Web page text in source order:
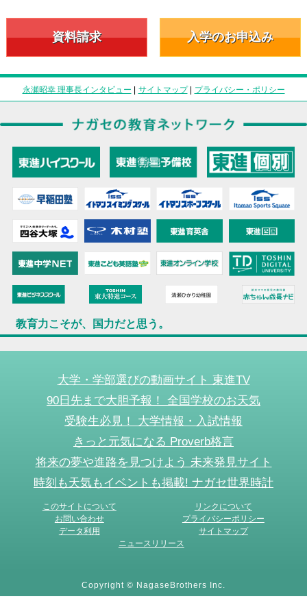
資料請求 入学のお申込み
永瀬昭幸 理事長インタビュー | サイトマップ| プライバシー・ポリシー
教育力こそが、国力だと思う。
大学・学部選びの動画サイト 東進TV
90日先まで大胆予報！ 全国学校のお天気
受験生必見！ 大学情報・入試情報
きっと元気になる Proverb格言
将来の夢や進路を見つけよう 未来発見サイト
時刻も天気もイベントも掲載! ナガセ世界時計
このサイトについて
リンクについて
お問い合わせ
プライバシーポリシー
データ利用
サイトマップ
ニュースリリース
Copyright © NagaseBrothers Inc.